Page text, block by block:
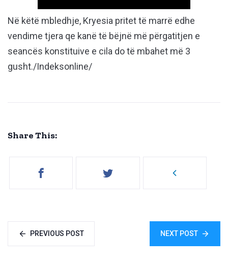
Në këtë mbledhje, Kryesia pritet të marrë edhe
vendime tjera qe kanë të bëjnë më përgatitjen e
seancës konstituive e cila do të mbahet më 3
gusht./Indeksonline/
Share This:
PREVIOUS POST NEXT POST